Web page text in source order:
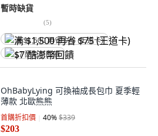
暫時缺貨
(5)
满 $1,500 再省 $75 (王道卡)
$7 酷澎幣回饋
OhBabyLying 可換袖成長包巾 夏季輕
薄款 北歐熊熊
首購折扣價 40%$339
$203